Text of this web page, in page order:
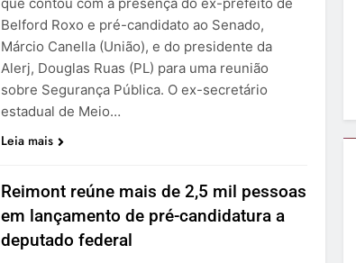
Belford Roxo e pré-candidato ao Senado,
Márcio Canella (União), e do presidente da
Alerj, Douglas Ruas (PL) para uma reunião
sobre Segurança Pública. O ex-secretário
estadual de Meio…
Leia mais
Reimont reúne mais de 2,5 mil pessoas
em lançamento de pré-candidatura a
deputado federal